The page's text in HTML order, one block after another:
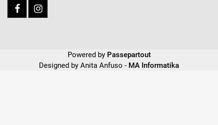
Powered by Passepartout
Designed by Anita Anfuso - MA Informatika